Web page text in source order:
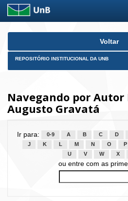
Skip
Voltar
REPOSITÓRIO INSTITUCIONAL DA UNB
Navegando por Autor
Augusto Gravatá
Ir para: 0-9 A B C D
J
K L M N O P
U
V W X
ou entre com as